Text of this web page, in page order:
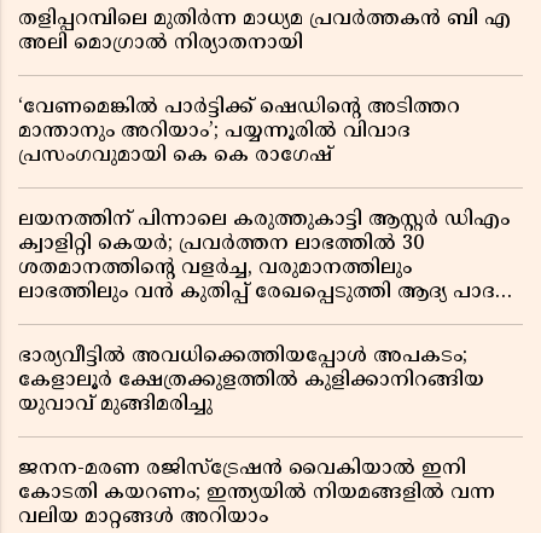
തളിപ്പറമ്പിലെ മുതിർന്ന മാധ്യമ പ്രവർത്തകൻ ബി എ
അലി മൊഗ്രാൽ നിര്യാതനായി
‘വേണമെങ്കിൽ പാർട്ടിക്ക് ഷെഡിൻ്റെ അടിത്തറ
മാന്താനും അറിയാം’; പയ്യന്നൂരിൽ വിവാദ
പ്രസംഗവുമായി കെ കെ രാഗേഷ്
ലയനത്തിന് പിന്നാലെ കരുത്തുകാട്ടി ആസ്റ്റർ ഡിഎം
ക്വാളിറ്റി കെയർ; പ്രവർത്തന ലാഭത്തിൽ 30
ശതമാനത്തിൻ്റെ വളർച്ച, വരുമാനത്തിലും
ലാഭത്തിലും വൻ കുതിപ്പ് രേഖപ്പെടുത്തി ആദ്യ പാദ
ഭാര്യവീട്ടിൽ അവധിക്കെത്തിയപ്പോൾ അപകടം;
കേളാലൂർ ക്ഷേത്രക്കുളത്തിൽ കുളിക്കാനിറങ്ങിയ
യുവാവ് മുങ്ങിമരിച്ചു
ജനന-മരണ രജിസ്ട്രേഷൻ വൈകിയാൽ ഇനി
കോടതി കയറണം; ഇന്ത്യയിൽ നിയമങ്ങളിൽ വന്ന
വലിയ മാറ്റങ്ങൾ അറിയാം